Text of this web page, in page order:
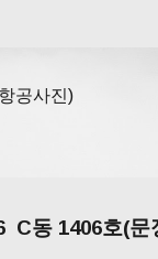
공사진)
C동 1406호(